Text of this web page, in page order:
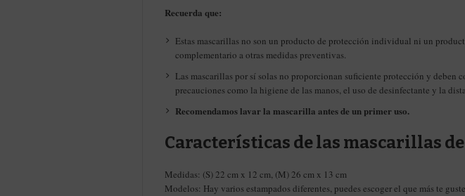
Recuerda que:
Estas mascarillas no son un producto de protección individual ni un
complementario a otras medidas preventivas.
Las mascarillas por sí solas no proporcionan suficiente protección y deben
precauciones como la higiene de las manos, el uso de desinfectante y la
Recomendamos lavar la mascarilla antes de un primer uso.
Características de las mascarillas
Medidas: (S) 22 cm x 12 cm, (M) 26 cm x 13 cm
Modelos: Hay varios estampados diferentes, puedes escoger el que más te guste